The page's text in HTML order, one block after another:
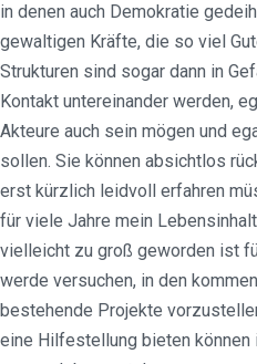
in denen auch Demokratie
gewaltigen Kräfte, die so viel
Strukturen sind sogar dann in
Kontakt untereinander werden,
Akteure auch sein mögen und
sollen. Sie können absichtlos
erst kürzlich leidvoll erfahren
für viele Jahre mein
vielleicht zu groß geworden ist
werde versuchen, in den
bestehende Projekte
eine Hilfestellung bieten können